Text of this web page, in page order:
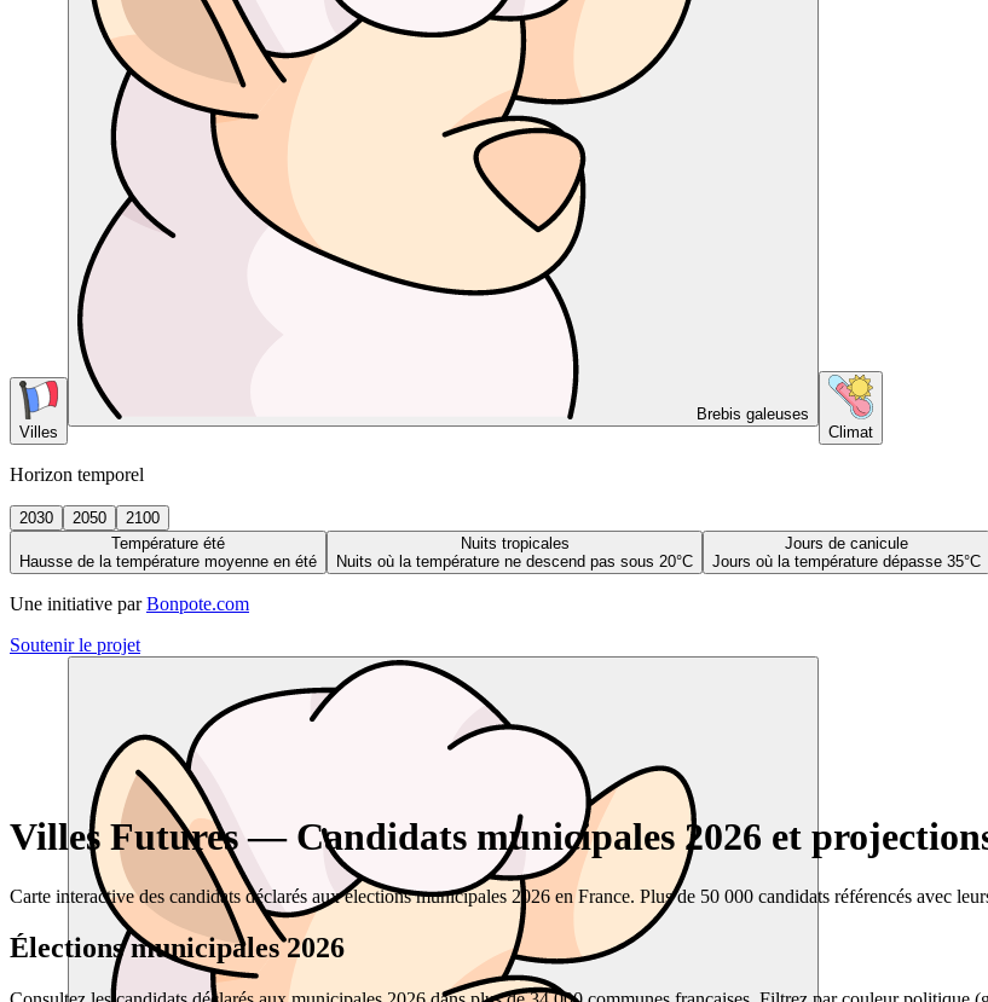
Villes
Brebis galeuses
Climat
Horizon temporel
2030 2050
2100
Température été
Hausse de la température moyenne en été
Nuits tropicales
Nuits où la température ne descend pas sous 20°C
Jours de canicule
Jours où la température dépasse 35°C
Une initiative par Bonpote.com
Soutenir le projet
Villes Futures — Candidats municipales 2026 et
Carte interactive des candidats déclarés aux élections municipales 2026 en France. Plus de 50 000 candidats référencés avec
Élections municipales 2026